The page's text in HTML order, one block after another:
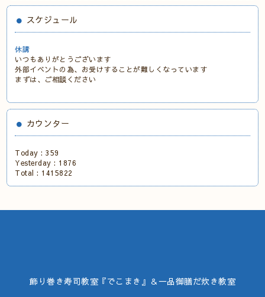
スケジュール
休講
いつもありがとうございます
外部イベントの為、お受けすることが難しくなっています
まずは、ご相談ください
カウンター
Today :359
Yesterday : 1876
Total : 1415822
飾り巻き寿司教室『でこまき』＆一品御膳だ炊き教室